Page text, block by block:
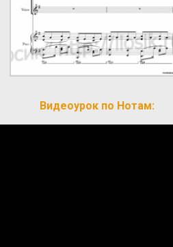
Видеоурок по Нотам: